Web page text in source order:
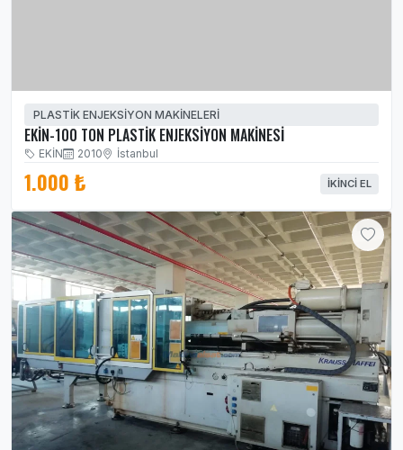
PLASTİK ENJEKSİYON MAKİNELERİ
EKİN-100 TON PLASTİK ENJEKSİYON MAKİNESİ
EKİN 2010 İstanbul
1.000 ₺ İKINCI EL